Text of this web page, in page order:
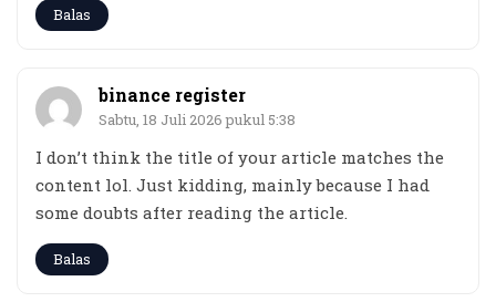
Balas
binance register
Sabtu, 18 Juli 2026 pukul 5:38
I don’t think the title of your article matches the
content lol. Just kidding, mainly because I had
some doubts after reading the article.
Balas